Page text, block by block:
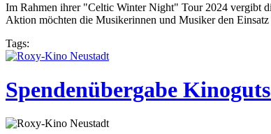
Im Rahmen ihrer "Celtic Winter Night" Tour 2024 vergibt
Aktion möchten die Musikerinnen und Musiker den
Tags:
Spendenübergabe